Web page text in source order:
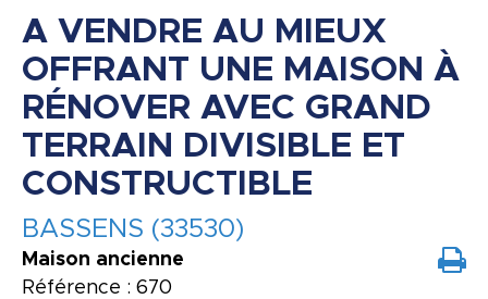
A VENDRE AU MIEUX
OFFRANT UNE MAISON À
RÉNOVER AVEC GRAND
TERRAIN DIVISIBLE ET
CONSTRUCTIBLE
BASSENS (33530)
Maison ancienne
Référence : 670